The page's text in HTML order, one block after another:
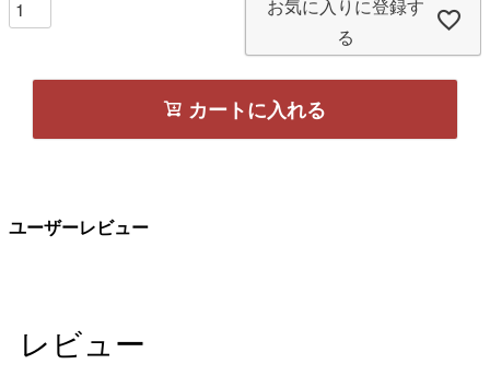
お気に入りに登録す
る
カートに入れる
ユーザーレビュー
レビュー